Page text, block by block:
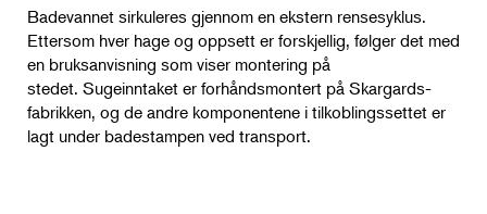
Badevannet sirkuleres gjennom en ekstern rensesyklus.
Ettersom hver hage og oppsett er forskjellig, følger det med
en bruksanvisning som viser montering på
stedet. Sugeinntaket er forhåndsmontert på Skargards-
fabrikken, og de andre komponentene i tilkoblingssettet er
lagt under badestampen ved transport.